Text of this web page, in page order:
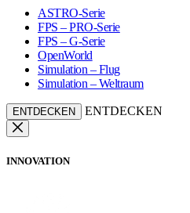
ASTRO-Serie
FPS – PRO-Serie
FPS – G-Serie
OpenWorld
Simulation – Flug
Simulation – Weltraum
ENTDECKEN ENTDECKEN
INNOVATION